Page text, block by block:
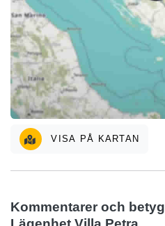
VISA PÅ KARTAN
Kommentarer och betyg